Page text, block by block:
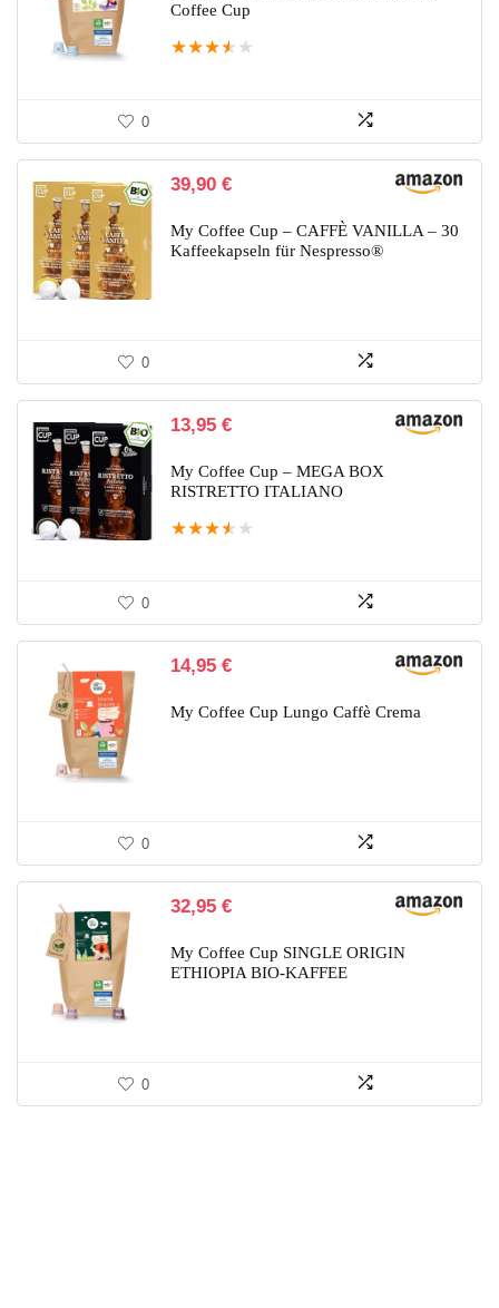
Coffee Cup
★★★★ ★
0
39,90 €
My Coffee Cup – CAFFÈ VANILLA – 30
Kaffeekapseln für Nespresso®
0
13,95 €
My Coffee Cup – MEGA BOX
RISTRETTO ITALIANO
★★★★ ★
0
14,95 €
My Coffee Cup Lungo Caffè Crema
0
32,95 €
My Coffee Cup SINGLE ORIGIN
ETHIOPIA BIO-KAFFEE
0